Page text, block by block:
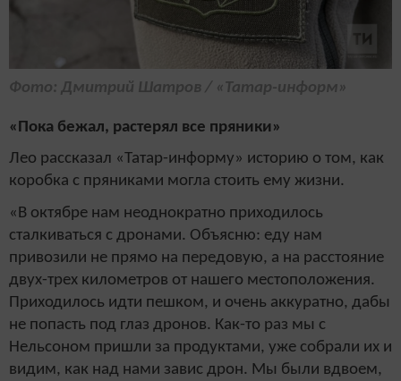
Фото: Дмитрий Шатров / «Татар-информ»
«Пока бежал, растерял все пряники»
Лео рассказал «Татар-информу» историю о том, как
коробка с пряниками могла стоить ему жизни.
«В октябре нам неоднократно приходилось
сталкиваться с дронами. Объясню: еду нам
привозили не прямо на передовую, а на расстояние
двух-трех километров от нашего местоположения.
Приходилось идти пешком, и очень аккуратно, дабы
не попасть под глаз дронов. Как-то раз мы с
Нельсоном пришли за продуктами, уже собрали их и
видим, как над нами завис дрон. Мы были вдвоем,